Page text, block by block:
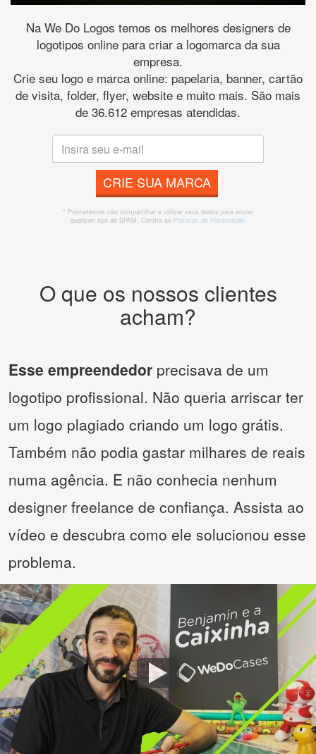
Na We Do Logos temos os melhores designers de
logotipos online para criar a logomarca da sua
empresa.
Crie seu logo e marca online: papelaria, banner, cartão
de visita, folder, flyer, website e muito mais. São mais
de 36.612 empresas atendidas.
CRIE SUA MARCA
* Prometemos não compartilhar e utilizar seus dados para enviar
qualquer tipo de SPAM. Confira as Políticas de Privacidade.
O que os nossos clientes
acham?
Esse empreendedor precisava de um
logotipo profissional. Não queria arriscar ter
um logo plagiado criando um logo grátis.
Também não podia gastar milhares de reais
numa agência. E não conhecia nenhum
designer freelance de confiança. Assista ao
vídeo e descubra como ele solucionou esse
problema.